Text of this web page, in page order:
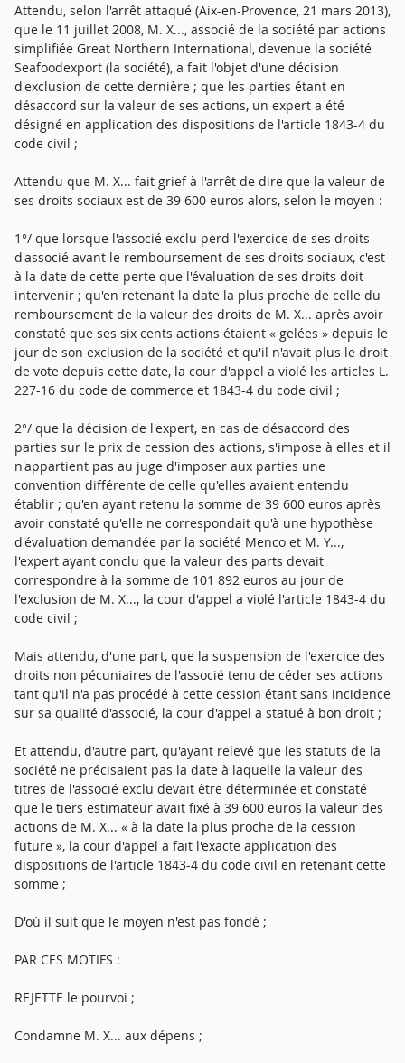
Attendu, selon l'arrêt attaqué (Aix-en-Provence, 21 mars 2013),
que le 11 juillet 2008, M. X..., associé de la société par actions
simplifiée Great Northern International, devenue la société
Seafoodexport (la société), a fait l'objet d'une décision
d'exclusion de cette dernière ; que les parties étant en
désaccord sur la valeur de ses actions, un expert a été
désigné en application des dispositions de l'article 1843-4 du
code civil ;
Attendu que M. X... fait grief à l'arrêt de dire que la valeur de
ses droits sociaux est de 39 600 euros alors, selon le moyen :
1°/ que lorsque l'associé exclu perd l'exercice de ses droits
d'associé avant le remboursement de ses droits sociaux, c'est
à la date de cette perte que l'évaluation de ses droits doit
intervenir ; qu'en retenant la date la plus proche de celle du
remboursement de la valeur des droits de M. X... après avoir
constaté que ses six cents actions étaient « gelées » depuis le
jour de son exclusion de la société et qu'il n'avait plus le droit
de vote depuis cette date, la cour d'appel a violé les articles L.
227-16 du code de commerce et 1843-4 du code civil ;
2°/ que la décision de l'expert, en cas de désaccord des
parties sur le prix de cession des actions, s'impose à elles et il
n'appartient pas au juge d'imposer aux parties une
convention différente de celle qu'elles avaient entendu
établir ; qu'en ayant retenu la somme de 39 600 euros après
avoir constaté qu'elle ne correspondait qu'à une hypothèse
d'évaluation demandée par la société Menco et M. Y...,
l'expert ayant conclu que la valeur des parts devait
correspondre à la somme de 101 892 euros au jour de
l'exclusion de M. X..., la cour d'appel a violé l'article 1843-4 du
code civil ;
Mais attendu, d'une part, que la suspension de l'exercice des
droits non pécuniaires de l'associé tenu de céder ses actions
tant qu'il n'a pas procédé à cette cession étant sans incidence
sur sa qualité d'associé, la cour d'appel a statué à bon droit ;
Et attendu, d'autre part, qu'ayant relevé que les statuts de la
société ne précisaient pas la date à laquelle la valeur des
titres de l'associé exclu devait être déterminée et constaté
que le tiers estimateur avait fixé à 39 600 euros la valeur des
actions de M. X... « à la date la plus proche de la cession
future », la cour d'appel a fait l'exacte application des
dispositions de l'article 1843-4 du code civil en retenant cette
somme ;
D'où il suit que le moyen n'est pas fondé ;
PAR CES MOTIFS :
REJETTE le pourvoi ;
Condamne M. X... aux dépens ;